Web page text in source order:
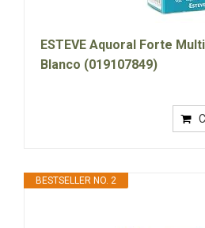
ESTEVE Aquoral Forte
Blanco (019107849)
BESTSELLER NO. 2